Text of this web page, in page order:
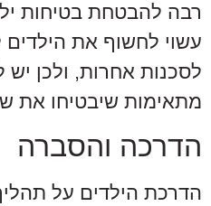
רבה להבטחת בטיחות
עשוי לחשוף את הילדים
לסכנות אחרות, ולכן יש
מתאימות שיבטיחו את
הדרכה והסברה
הדרכת הילדים על